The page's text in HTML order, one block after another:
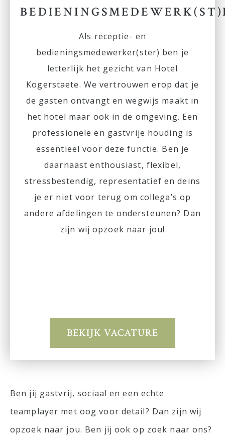
Als receptie- en
bedieningsmedewerker(ster) ben je
letterlijk het gezicht van Hotel
Kogerstaete. We vertrouwen erop dat je
de gasten ontvangt en wegwijs maakt in
het hotel maar ook in de omgeving. Een
professionele en gastvrije houding is
essentieel voor deze functie. Ben je
daarnaast enthousiast, flexibel,
stressbestendig, representatief en deins
je er niet voor terug om collega’s op
andere afdelingen te ondersteunen? Dan
zijn wij opzoek naar jou!
BEKIJK VACATURE
Ben jij gastvrij, sociaal en een echte
teamplayer met oog voor detail? Dan zijn wij
opzoek naar jou. Ben jij ook op zoek naar ons?